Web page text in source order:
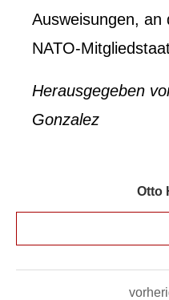
Ausweisungen, an
NATO-
Herausgegeben
Gonzalez
Otto